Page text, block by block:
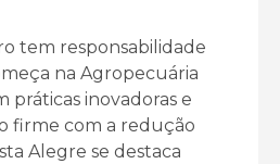
tem responsabilidade
na Agropecuária
práticas inovadoras e
firme com a redução
Alegre se destaca